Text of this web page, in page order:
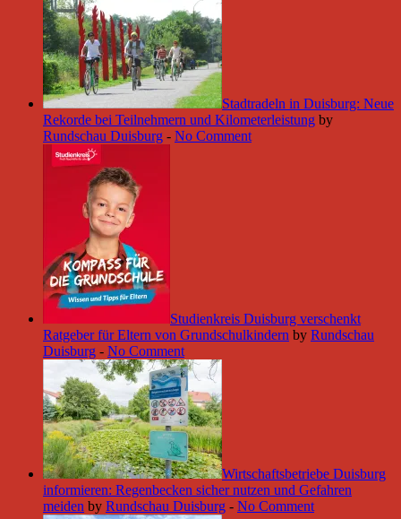
Stadtradeln in Duisburg: Neue
Rekorde bei Teilnehmern und Kilometerleistung by
Rundschau Duisburg - No Comment
Studienkreis Duisburg verschenkt
Ratgeber für Eltern von Grundschulkindern by Rundschau
Duisburg - No Comment
Wirtschaftsbetriebe Duisburg
informieren: Regenbecken sicher nutzen und Gefahren
meiden by Rundschau Duisburg - No Comment